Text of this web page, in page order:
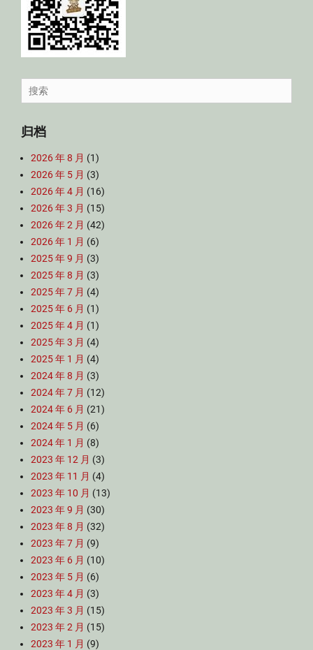
Search
for:
归档
2026 年 8 月 (1)
2026 年 5 月 (3)
2026 年 4 月 (16)
2026 年 3 月 (15)
2026 年 2 月 (42)
2026 年 1 月 (6)
2025 年 9 月 (3)
2025 年 8 月 (3)
2025 年 7 月 (4)
2025 年 6 月 (1)
2025 年 4 月 (1)
2025 年 3 月 (4)
2025 年 1 月 (4)
2024 年 8 月 (3)
2024 年 7 月 (12)
2024 年 6 月 (21)
2024 年 5 月 (6)
2024 年 1 月 (8)
2023 年 12 月 (3)
2023 年 11 月 (4)
2023 年 10 月 (13)
2023 年 9 月 (30)
2023 年 8 月 (32)
2023 年 7 月 (9)
2023 年 6 月 (10)
2023 年 5 月 (6)
2023 年 4 月 (3)
2023 年 3 月 (15)
2023 年 2 月 (15)
2023 年 1 月 (9)